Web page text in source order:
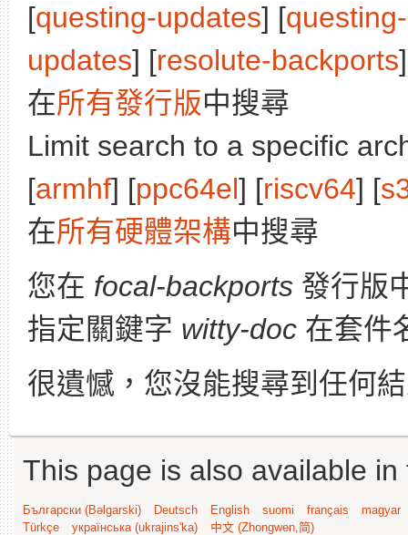
[questing-updates] [
updates] [resolute-backports
在所有發行版中搜尋
Limit search to a specific
[armhf] [ppc64el] [riscv64] [
在所有硬體架構中搜尋
您在 focal-backports 發行版
指定關鍵字 witty-doc 在套件
很遺憾，您沒能搜尋到任何
This page is also available
Български (Bəlgarski) Deutsch English suomi français
magyar
Türkçe
українська (ukrajins'ka) 中文 (Zhongwen,简)